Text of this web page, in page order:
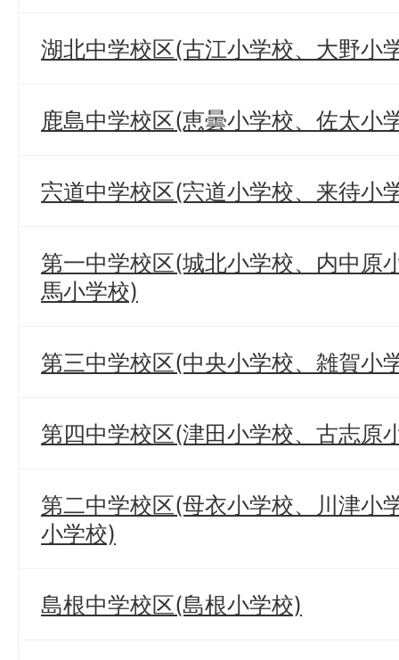
湖北中学校区(古江小学校、大野小
鹿島中学校区(恵曇小学校、佐太小
宍道中学校区(宍道小学校、来待小
第一中学校区(城北小学校、内中原
馬小学校)
第三中学校区(中央小学校、雑賀小
第四中学校区(津田小学校、古志原
第二中学校区(母衣小学校、川津小
小学校)
島根中学校区(島根小学校)